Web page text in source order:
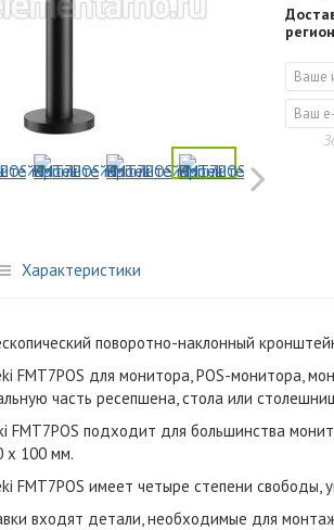
Характеристики
поворотно-наклонный
FMT7POS для монитора, POS-монитора,
часть ресепшена, стола или
FMT7POS подходит для большинства
х 100 мм.
FMT7POS имеет четыре степени свободы,
входят детали, необходимые для